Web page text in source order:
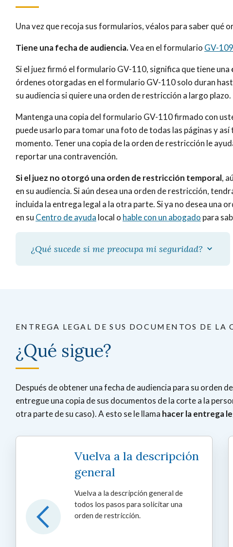
Una vez que recoja sus formularios, véalos para saber qué
Tiene una fecha de audiencia.Vea en el formulario GV-109
Si el juez firmó el formulario GV-110, significa que tiene una
órdenes otorgadas en el formulario GV-110 solo duran
su audiencia si quiere una orden de restricción a largo plazo.
Mantenga una copia del formulario GV-110 firmado con
puede usarlo para tomar una foto de todas las páginas y
momento. Tener una copia de la orden de restricción le
reportar una contravención.
Si el juez no otorgó una orden de restricción temporal,
en su audiencia. Si aún desea una orden de restricción,
incluida la entrega legal a la otra parte. Si ya no desea una
en su Centro de ayuda local o hable con un abogado para
¿Qué sucede si me preocupa mi seguridad?
ENTREGA LEGAL DE SUS DOCUMENTOS DE LA
¿Qué sigue?
Después de obtener una fecha de audiencia para su orden
entregue una copia de sus documentos de la corte a la
otra parte de su caso). A esto se le llama hacer la entrega
Vuelva a la descripción
general
Vuelva a la descripción general de
todos los pasos para solicitar una
orden de restricción.